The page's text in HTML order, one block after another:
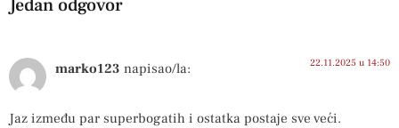
Jedan odgovor
marko123 napisao/la: 22.11.2025 u 14:50
Jaz između par superbogatih i ostatka postaje sve veći.